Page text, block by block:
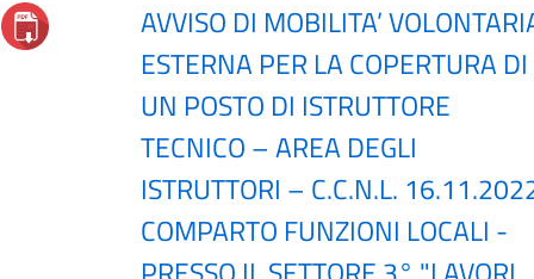
AVVISO DI MOBILITA’
ESTERNA PER LA COPERTURA DI
UN POSTO DI ISTRUTTORE
TECNICO – AREA DEGLI
ISTRUTTORI – C.C.N.L.
COMPARTO FUNZIONI LOCALI -